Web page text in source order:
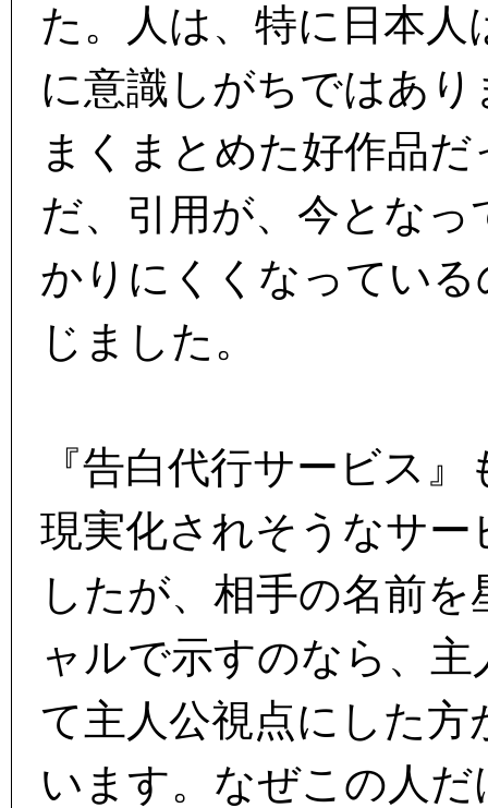
た。人は、特に日本人
に意識しがちではあ
まくまとめた好作品
だ、引用が、今とな
かりにくくなってい
じました。
『告白代行サービス
現実化されそうなサ
したが、相手の名前
ャルで示すのなら、
て主人公視点にした
います。なぜこの人